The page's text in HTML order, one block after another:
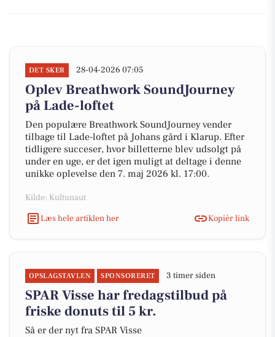
DET SKER 28-04-2026 07:05
Oplev Breathwork SoundJourney
på Lade-loftet
Den populære Breathwork SoundJourney vender
tilbage til Lade-loftet på Johans gård i Klarup. Efter
tidligere succeser, hvor billetterne blev udsolgt på
under en uge, er det igen muligt at deltage i denne
unikke oplevelse den 7. maj 2026 kl. 17:00.
Kilde: Kultunaut
Læs hele artiklen her
Kopiér link
OPSLAGSTAVLEN SPONSORERET 3 timer siden
SPAR Visse har fredagstilbud på
friske donuts til 5 kr.
Så er der nyt fra SPAR Visse